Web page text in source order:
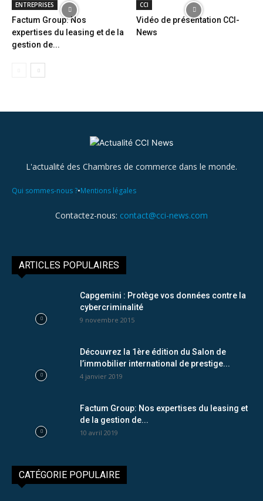
ENTREPRISES
Factum Group: Nos
expertises du leasing et de la
gestion de...
CCI
Vidéo de présentation CCI-
News
L'actualité des Chambres de commerce dans le monde.
Qui sommes-nous ?•Mentions légales
Contactez-nous: contact@cci-news.com
ARTICLES POPULAIRES
Capgemini : Protège vos données contre la
cybercriminalité
9 novembre 2015
Découvrez la 1ère édition du Salon de
l’immobilier international de prestige...
4 janvier 2019
Factum Group: Nos expertises du leasing et
de la gestion de...
10 avril 2019
CATÉGORIE POPULAIRE